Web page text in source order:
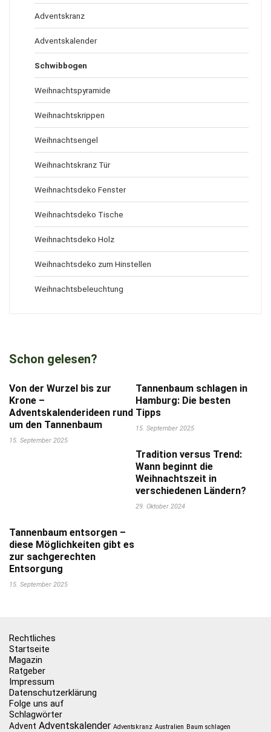
Adventskranz
Adventskalender
Schwibbogen
Weihnachtspyramide
Weihnachtskrippen
Weihnachtsengel
Weihnachtskranz Tür
Weihnachtsdeko Fenster
Weihnachtsdeko Tische
Weihnachtsdeko Holz
Weihnachtsdeko zum Hinstellen
Weihnachtsbeleuchtung
Schon gelesen?
Von der Wurzel bis zur
Krone –
Adventskalenderideen rund
um den Tannenbaum
15. September 2025
Tannenbaum schlagen in
Hamburg: Die besten
Tipps
15. September 2025
Tradition versus Trend:
Wann beginnt die
Weihnachtszeit in
verschiedenen Ländern?
29. Oktober 2024
Tannenbaum entsorgen –
diese Möglichkeiten gibt es
zur sachgerechten
Entsorgung
15. September 2025
Rechtliches
Startseite
Magazin
Ratgeber
Impressum
Datenschutzerklärung
Folge uns auf
Schlagwörter
Advent Adventskalender Adventskranz Australien Baum schlagen